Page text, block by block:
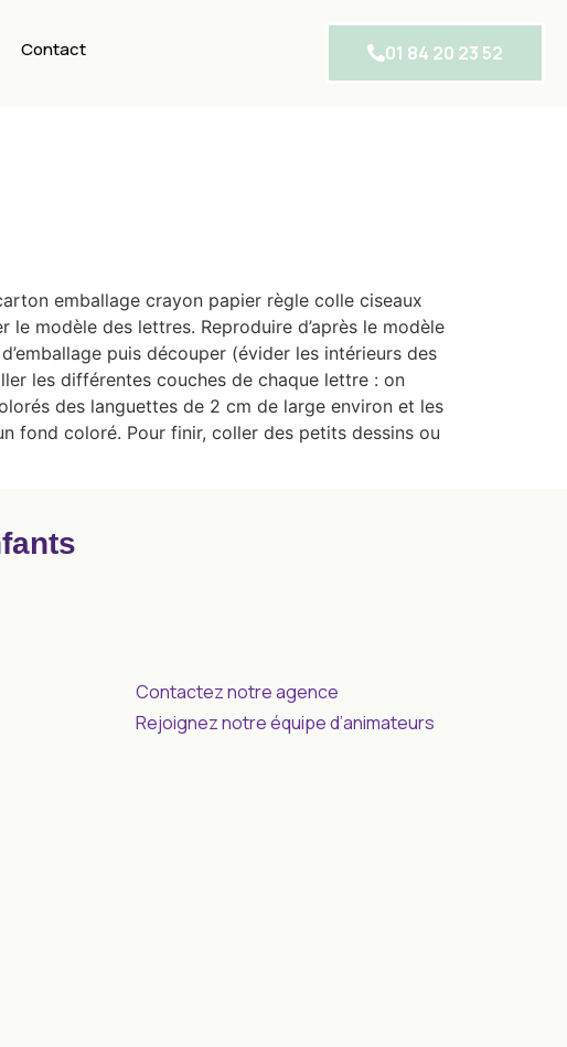
Contact 01 84 20 23 52
emballage crayon papier règle colle ciseaux
modèle des lettres. Reproduire d’après le modèle
puis découper (évider les intérieurs des
les différentes couches de chaque lettre : on
des languettes de 2 cm de large environ et les
fond coloré. Pour finir, coller des petits dessins ou
Contactez notre agence
Rejoignez notre équipe d’animateurs